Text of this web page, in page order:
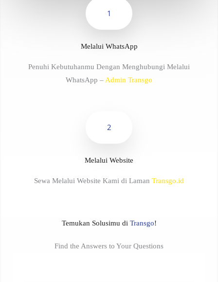
1
Melalui WhatsApp
Penuhi Kebutuhanmu Dengan Menghubungi Melalui
WhatsApp – Admin Transgo
2
Melalui Website
Sewa Melalui Website Kami di Laman Transgo.id
Temukan Solusimu di Transgo!
Find the Answers to Your Questions